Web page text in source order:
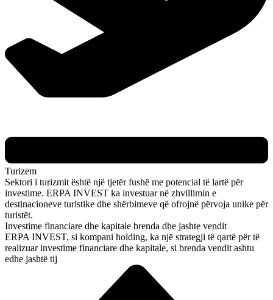
Turizem
Sektori i turizmit është një tjetër fushë me potencial të lartë për
investime. ERPA INVEST ka investuar në zhvillimin e
destinacioneve turistike dhe shërbimeve që ofrojnë përvoja unike për
turistët.
Investime financiare dhe kapitale brenda dhe jashte vendit
ERPA INVEST, si kompani holding, ka një strategji të qartë për të
realizuar investime financiare dhe kapitale, si brenda vendit ashtu
edhe jashtë tij